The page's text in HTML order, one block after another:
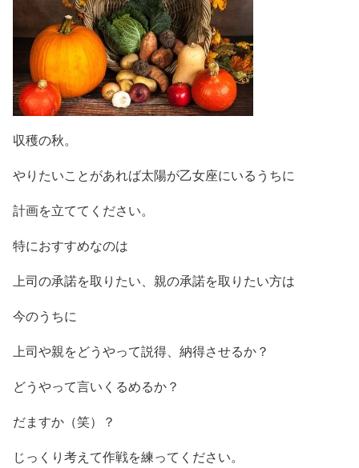
収穫の秋。
やりたいことがあれば太陽が乙女座にいるうちに
計画を立ててください。
特におすすめなのは
上司の承諾を取りたい、親の承諾を取りたい方は
今のうちに
上司や親をどうやって説得、納得させるか？
どうやって言いくるめるか？
だますか（笑）？
じっくり考えて作戦を練ってください。